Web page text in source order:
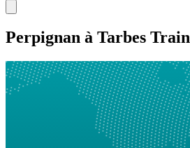
Perpignan à Tarbes Train